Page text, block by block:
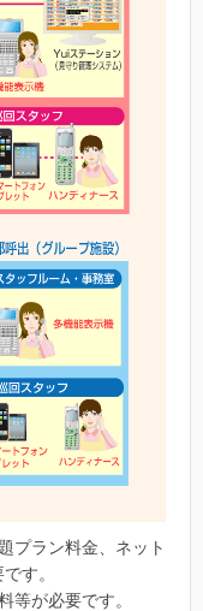
プラン料金、ネット
す。
等が必要です。